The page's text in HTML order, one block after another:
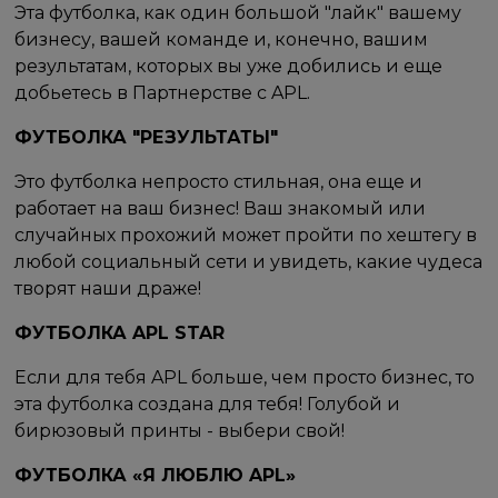
Эта футболка, как один большой "лайк" вашему
бизнесу, вашей команде и, конечно, вашим
результатам, которых вы уже добились и еще
добьетесь в Партнерстве с APL.
ФУТБОЛКА "РЕЗУЛЬТАТЫ"
Это футболка непросто стильная, она еще и
работает на ваш бизнес! Ваш знакомый или
случайных прохожий может пройти по хештегу в
любой социальный сети и увидеть, какие чудеса
творят наши драже!
ФУТБОЛКА APL STAR
Если для тебя APL больше, чем просто бизнес, то
эта футболка создана для тебя! Голубой и
бирюзовый принты - выбери свой!
ФУТБОЛКА «Я ЛЮБЛЮ APL»